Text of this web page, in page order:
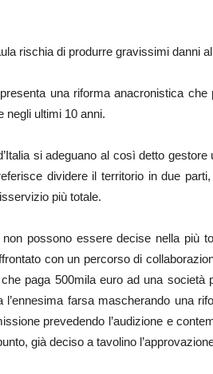
rischia di produrre gravissimi danni
una riforma anacronistica
negli ultimi 10 anni.
si adeguano al così detto
dividere il territorio in due
più totale.
possono essere decise nella più
con un percorso di
paga 500mila euro ad una
farsa mascherando una
prevedendo l’audizione e
già deciso a tavolino